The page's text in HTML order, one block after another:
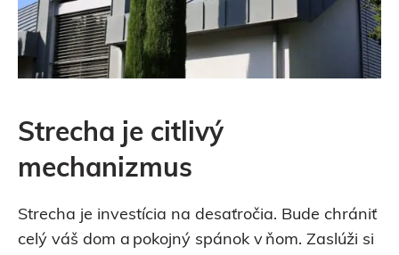
Strecha je citlivý
mechanizmus
Strecha je investícia na desaťročia. Bude chrániť
celý váš dom a pokojný spánok v ňom. Zaslúži si